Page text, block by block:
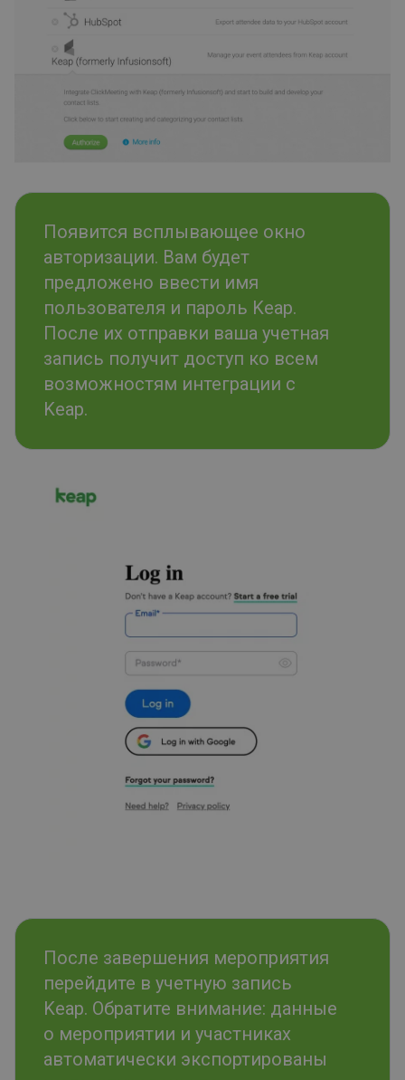
Появится всплывающее окно
авторизации. Вам будет
предложено ввести имя
пользователя и пароль Keap.
После их отправки ваша учетная
запись получит доступ ко всем
возможностям интеграции с
Keap.
После завершения мероприятия
перейдите в учетную запись
Keap. Обратите внимание: данные
о мероприятии и участниках
автоматически экспортированы